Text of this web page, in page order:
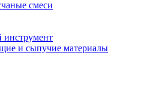
смеси
и сыпучие материалы